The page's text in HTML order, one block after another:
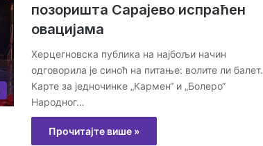
позоришта Сарајево испраћен
овацијама
Херцегновска публика на најбољи начин
одговорила је синоћ на питање: волите ли балет.
Карте за једночинке „Кармен“ и „Болеро“
Народног…
Прочитајте више »